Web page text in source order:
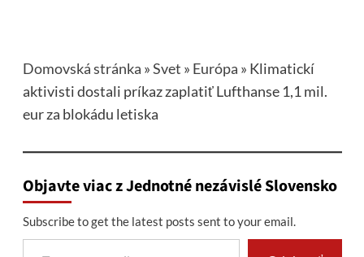
Domovská stránka »Svet » Európa » Klimatickí
aktivisti dostali príkaz zaplatiť Lufthanse 1,1 mil.
eur za blokádu letiska
Objavte viac z Jednotné nezávislé Slovensko
Subscribe to get the latest posts sent to your email.
Type your email…